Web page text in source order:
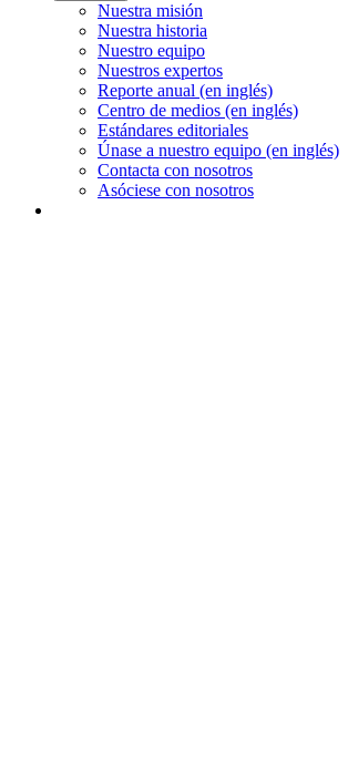
Nuestra misión
Nuestra historia
Nuestro equipo
Nuestros expertos
Reporte anual (en inglés)
Centro de medios (en inglés)
Estándares editoriales
Únase a nuestro equipo (en inglés)
Contacta con nosotros
Asóciese con nosotros